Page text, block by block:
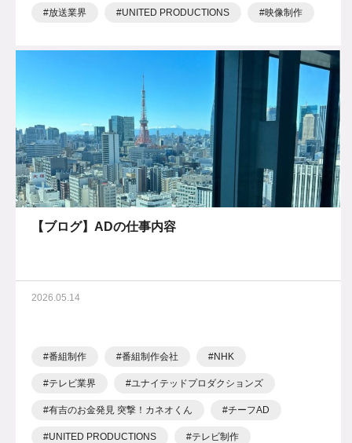
放送業界 UNITED PRODUCTIONS 映像制作
【ブログ】ADの仕事内容
2026.05.14
番組制作 番組制作会社 NHK
テレビ業界 ユナイテッドプロダクションズ
有吉のお金発見 突撃！カネオくん チーフAD
UNITED PRODUCTIONS テレビ制作